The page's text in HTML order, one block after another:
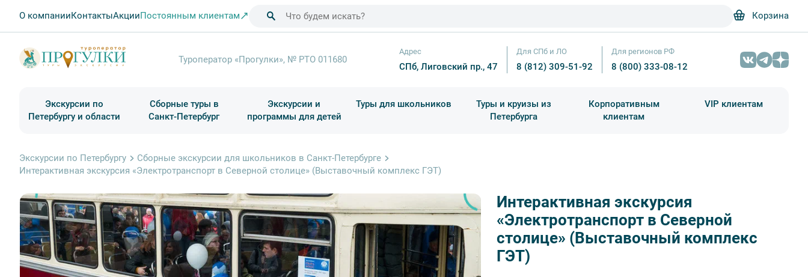
О компанииКонтактыАкцииПостоянным клиентам Корзина
Туроператор «Прогулки», № РТО 011680
Адрес
СПб, Лиговский пр., 47
Для СПб и ЛО
8 (812) 309-51-92
Для регионов РФ
8 (800) 333-08-12
Экскурсии по
Петербургу и области
Сборные туры в
Санкт-Петербург
Экскурсии и
программы для детей
Туры для школьников
Туры и круизы из
Петербурга
Корпоративным
клиентам
VIP клиентам
Экскурсии по Петербургу
Сборные экскурсии для школьников в Санкт-Петербурге
Интерактивная экскурсия «Электротранспорт в Северной столице» (Выставочный комплекс ГЭТ)
Интерактивная экскурсия
«Электротранспорт в Северной
столице» (Выставочный комплекс
ГЭТ)
Трамваи – Фотобанк Лори / Сергей Афанасьев